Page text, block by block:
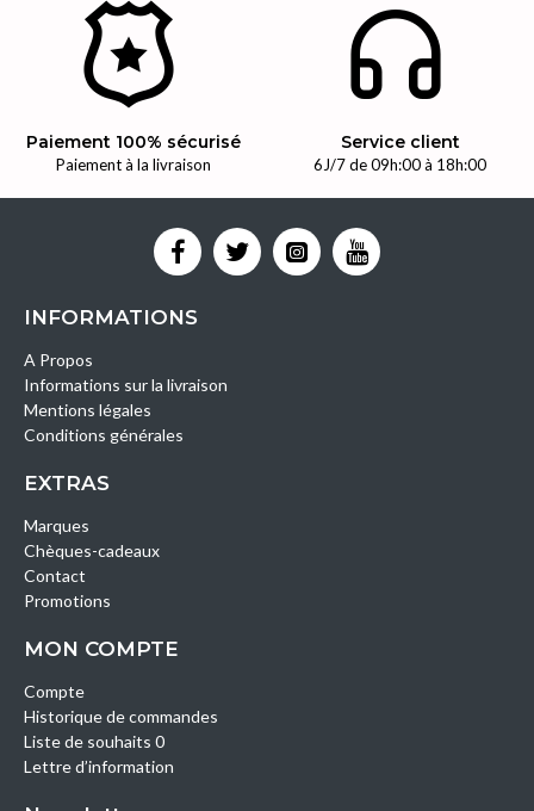
Paiement 100% sécurisé
Paiement à la livraison
Service client
6J/7 de 09h:00 à 18h:00
INFORMATIONS
A Propos
Informations sur la livraison
Mentions légales
Conditions générales
EXTRAS
Marques
Chèques-cadeaux
Contact
Promotions
MON COMPTE
Compte
Historique de commandes
Liste de souhaits 0
Lettre d’information